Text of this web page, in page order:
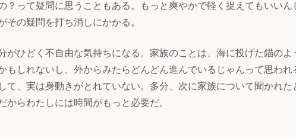
？って疑問に思うこともある。もっと爽やかで軽く捉えてもいいん
の疑問を打ち消しにかかる。
がひどく不自由な気持ちになる。家族のことは、海に投げた錨のよ
もしれないし、外からみたらどんどん進んでいるじゃんって思われ
て、実は身動きがとれていない。多分、次に家族について聞かれた
らわたしには時間がもっと必要だ。